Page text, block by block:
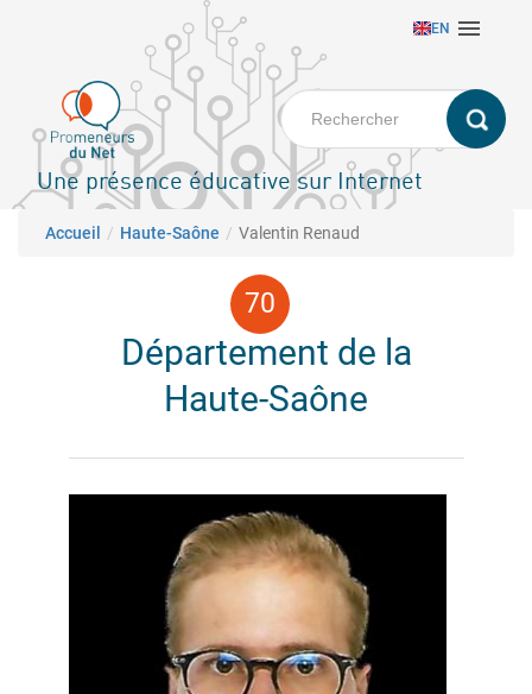
principal
EN 
Une présence éducative sur Internet
Fil d'Ariane
Accueil Haute-Saône Valentin Renaud
Département de la
Haute-Saône